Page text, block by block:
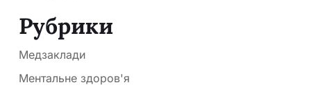
Рубрики
Медзаклади
Ментальне здоров'я